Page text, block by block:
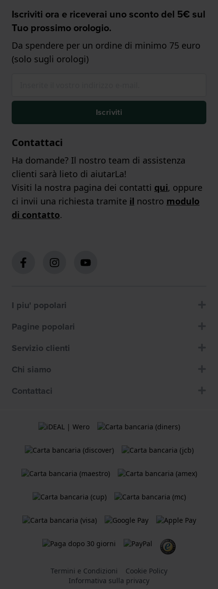
Iscriviti ora e riceverai uno sconto del 5€ sul
Tuo prossimo orologio.
Da spendere per un ordine di minimo 75 euro
(solo sugli orologi)
Iscriviti
Contattaci
Ha domande? Il nostro team di assistenza
clienti sarà lieto di aiutarLa!
Visiti la nostra pagina dei contatti qui, oppure
ci invii una richiesta tramite il nostro modulo
di contatto.
I piu' popolari
Pagine popolari
Servizio clienti
Chi siamo
Contattaci
Termini e Condizioni
Cookie Policy
Informativa sulla privacy